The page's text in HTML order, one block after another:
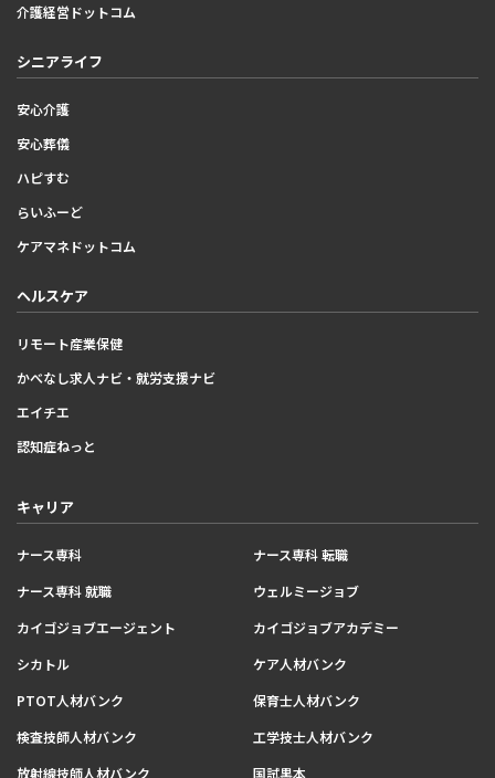
介護経営ドットコム
シニアライフ
安心介護
安心葬儀
ハピすむ
らいふーど
ケアマネドットコム
ヘルスケア
リモート産業保健
かべなし求人ナビ・就労支援ナビ
エイチエ
認知症ねっと
キャリア
ナース専科
ナース専科 転職
ナース専科 就職
ウェルミージョブ
カイゴジョブエージェント
カイゴジョブアカデミー
シカトル
ケア人材バンク
PTOT人材バンク
保育士人材バンク
検査技師人材バンク
工学技士人材バンク
放射線技師人材バンク
国試黒本